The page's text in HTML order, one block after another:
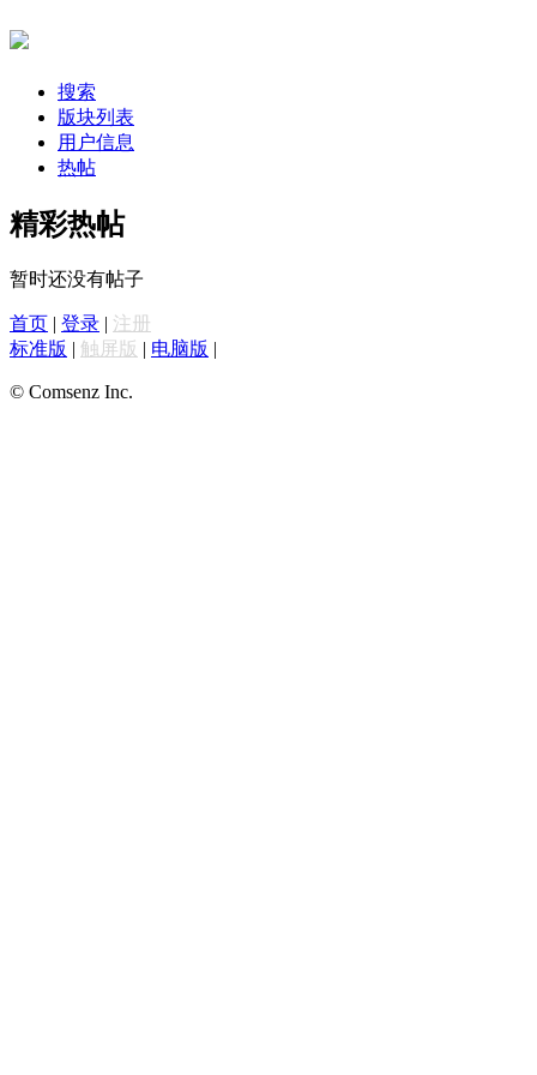
搜索
版块列表
用户信息
热帖
精彩热帖
暂时还没有帖子
首页 | 登录 | 注册
标准版 | 触屏版 | 电脑版 |
© Comsenz Inc.